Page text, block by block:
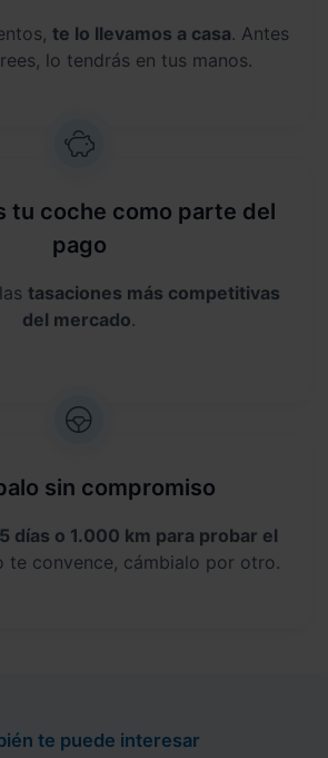
te lo llevamos a casa. Antes
lo tendrás en tus manos.
tu coche como parte del
pago
tasaciones más competitivas
del mercado.
sin compromiso
días o 1.000 km para probar el
te convence, cámbialo por otro.
te puede interesar